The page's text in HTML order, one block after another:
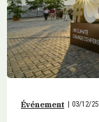
Événement | 03/12/25